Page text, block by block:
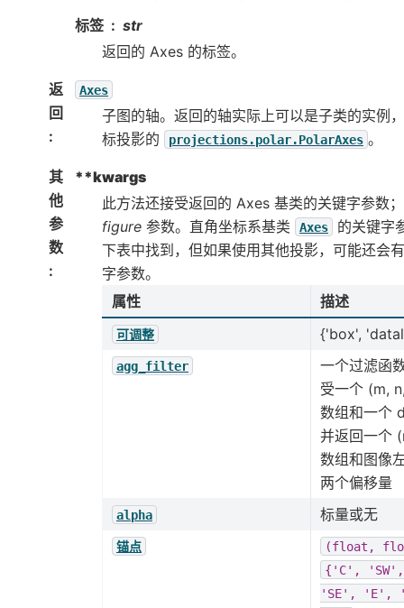
标签
str
返回的 Axes 的标签。
返
回
:
Axes
子图的轴。返回的轴实际上可以是子类的实例
标投影的
projections.polar.PolarAxes 。
其
他
参
数
:
**kwargs
此方法还接受返回的 Axes 基类的关键字参数
figure 参数。直角坐标系基类 Axes
的关键字
下表中找到，但如果使用其他投影，可能还会
字参数。
属性
描述
可调整 {'box',
agg_filter
一个过滤函
受一个 (m,
数组和一个
并返回一个
数组和图像
两个偏移量
alpha 标量或无
锚点 (float,
{'C',
'SW',
'SE',
'E',